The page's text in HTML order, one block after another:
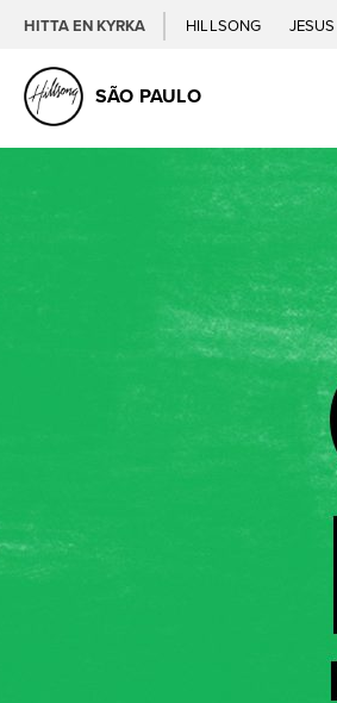
HITTA EN KYRKA HILLSONG JESUS
SÃO PAULO